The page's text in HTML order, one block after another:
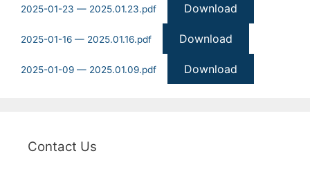
2025-01-23 — 2025.01.23.pdf Download
2025-01-16 — 2025.01.16.pdf Download
2025-01-09 — 2025.01.09.pdf Download
Contact Us